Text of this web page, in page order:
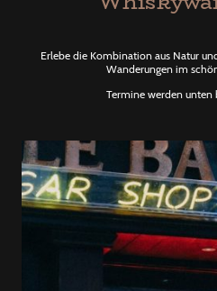
Erlebe die Kombination aus Natur
Wanderungen im
Termine werden unten